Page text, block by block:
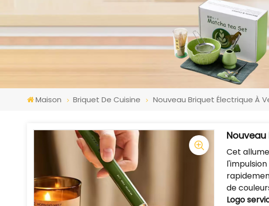
Maison Briquet De Cuisine Nouveau Briquet Électrique À
Cet
de
Logo